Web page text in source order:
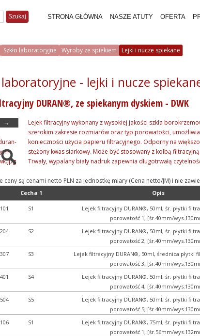
Szukaj STRONA GŁÓWNA NASZE ATUTY OFERTA
Szkło laboratoryjne Wyroby ze spiekiem Lejki i nucze spiekane
laboratoryjne - lejki i nucze
DURAN®, ze spiekanym dyskiem - DWK
→
Lejek filtracyjny wykonany z wysokiej jakości szkła
szerokim zakresie rozmiarów oraz typ porowatości,
konieczności użycia papieru filtracyjnego. Odporny na
stężony kwas siarkowy. Może być stosowany z kolbą
Trwały, wypalany biały nadruk zapewnia długotrwałą
ceny są cenami netto PLN za jednostkę miary (Cena netto/JM) i nie
Cecha 1 Opis
S1
Lejek filtracyjny DURAN®, 50ml, śr. płytki
porowatość 1, [śr.40mm/
S2
Lejek filtracyjny DURAN®, 50ml, śr. płytki
porowatość 2, [śr.40mm/
S3
Lejek filtracyjny DURAN®, 50ml, średnica płytki
porowatość 3, [śr.40mm/
S4
Lejek filtracyjny DURAN®, 50ml, śr. płytki
porowatość 4, [śr.40mm/
S5
Lejek filtracyjny DURAN®, 50ml, śr. płytki
porowatość 5, [śr.40mm/
S1
Lejek filtracyjny DURAN®, 75ml, śr. płytki
porowatość 1, [śr.56mm/